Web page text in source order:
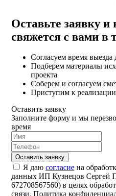
Оставьте заявку
свяжется с вами в
Согласуем время выезда
Подберем материалы
проекта
Соберем и согласуем
Приступим к
Оставить заявку
Заполните форму и мы
время
Я даю согласие на
данных ИП Кузнецов Сергей
672708567560) в целях
связи. Политика